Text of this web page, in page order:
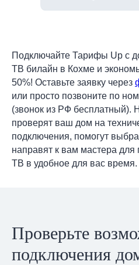
Подключайте Тарифы Up с
ТВ билайн в Кохме и
50%! Оставьте заявку через
или просто позвоните по
(звонок из РФ бесплатный).
проверят ваш дом на
подключения, помогут
направят к вам мастера для
ТВ в удобное для вас время.
Проверьте
подключения